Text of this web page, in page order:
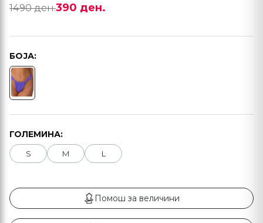
1490 ден.390 ден.
БОЈА:
ГОЛЕМИНА:
S M L
Помош за величини